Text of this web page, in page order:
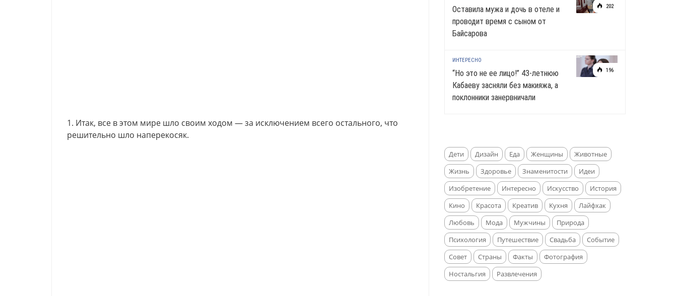
1. Итак, все в этом мире шло своим ходом — за исключением всего остального, что
решительно шло наперекосяк.
202
Оставила мужа и дочь в отеле и
проводит время с сыном от
Байсарова
196
ИНТЕРЕСНО
“Но это не ее лицо!” 43-летнюю
Кабаеву засняли без макияжа, а
поклонники занервничали
Дети Дизайн Еда Женщины
Животные
Жизнь
Здоровье Знаменитости
Идеи
Изобретение
Интересно Искусство
История
Кино
Красота Креатив Кухня
Лайфхак
Любовь
Мода Мужчины
Природа
Психология
Путешествие Свадьба
Событие
Совет
Страны Факты
Фотография
Ностальгия
Развлечения